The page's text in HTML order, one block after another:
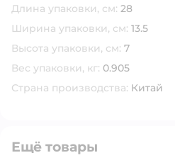
Длина упаковки, см: 28
Ширина упаковки, см: 13.5
Высота упаковки, см: 7
Вес упаковки, кг: 0.905
Страна производства: Китай
Ещё товары